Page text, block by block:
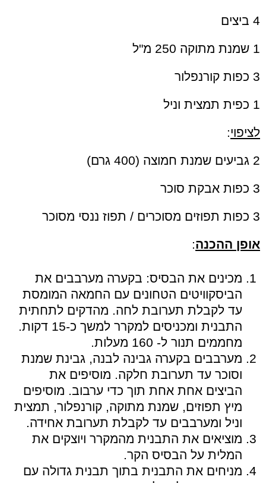
4 ביצים
1 שמנת מתוקה 250 מ"ל
3 כפות קורנפלור
1 כפית תמצית וניל
לציפוי:
2 גביעים שמנת חמוצה (400 גרם)
3 כפות אבקת סוכר
3 כפות תפוזים מסוכרים / תפוז ננסי מסוכר
אופן ההכנה:
מכינים את הבסיס: בקערה מערבבים את
הביסקוויטים הטחונים עם החמאה המומסת
עד לקבלת תערובת לחה. מהדקים לתחתית
התבנית ומכניסים למקרר למשך כ-15 דקות.
מחממים תנור ל- 160 מעלות.
מערבבים בקערה גבינה לבנה, גבינת שמנת
וסוכר עד תערובת חלקה. מוסיפים את
הביצים אחת אחת תוך כדי ערבוב. מוסיפים
מיץ תפוזים, שמנת מתוקה, קורנפלור, תמצית
וניל ומערבבים עד לקבלת תערובת אחידה.
מוציאים את התבנית מהמקרר ויוצקים את
המלית על הבסיס הקר.
מניחים את התבנית בתוך תבנית גדולה עם